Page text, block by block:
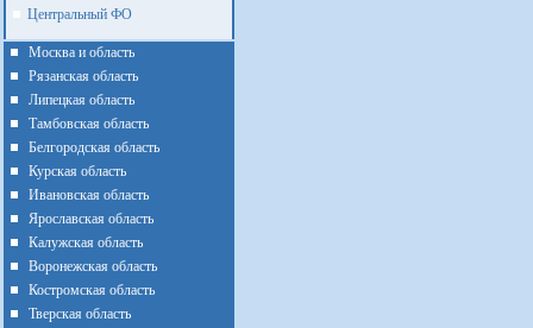
Центральный ФО
Москва и область
Рязанская область
Липецкая область
Тамбовская область
Белгородская область
Курская область
Ивановская область
Ярославская область
Калужская область
Воронежская область
Костромская область
Тверская область